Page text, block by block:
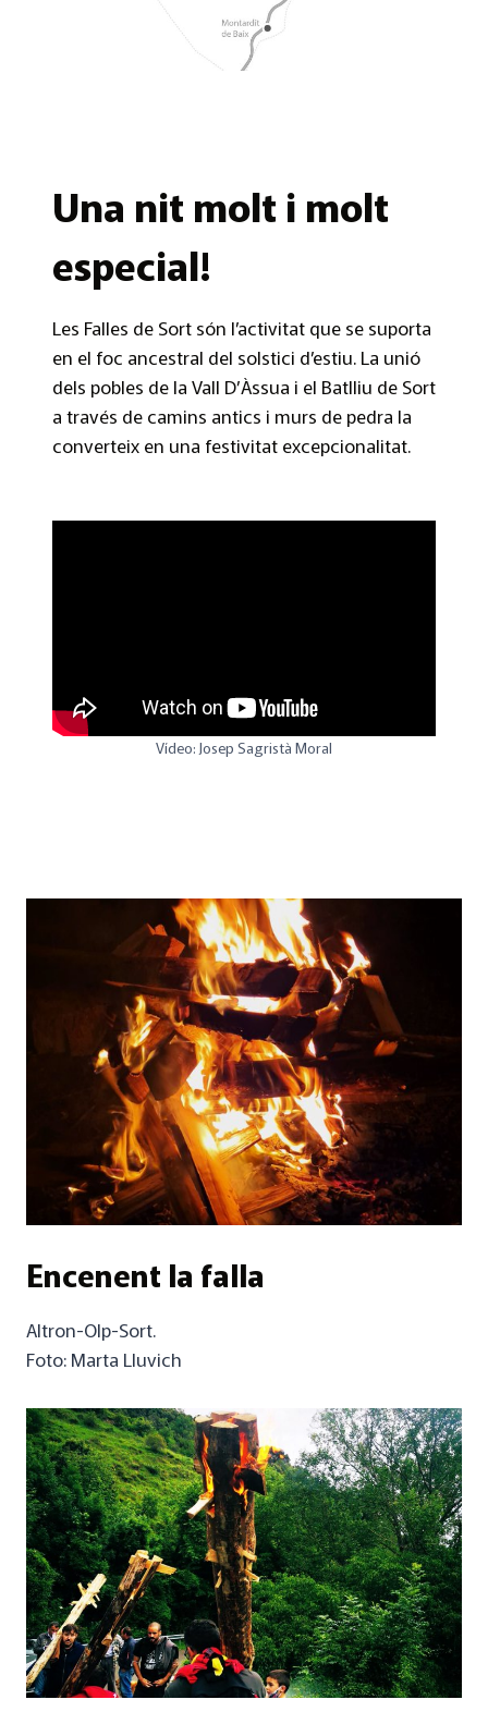
Una nit molt i molt
especial!
Les Falles de Sort són l’activitat que se suporta
en el foc ancestral del solstici d’estiu. La unió
dels pobles de la Vall D’Àssua i el Batlliu de Sort
a través de camins antics i murs de pedra la
converteix en una festivitat excepcionalitat.
Vídeo: Josep Sagristà Moral
Encenent la falla
Altron-Olp-Sort.
Foto: Marta Lluvich